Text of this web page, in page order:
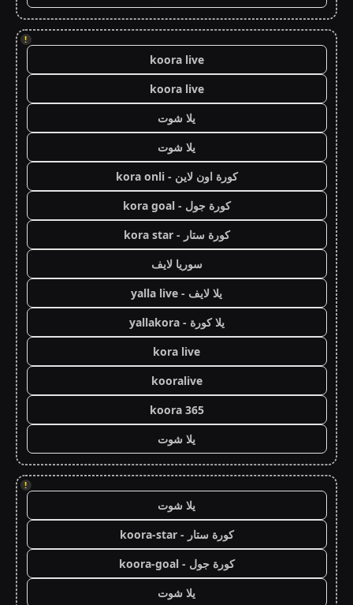
!
koora live
koora live
يلا شوت
يلا شوت
كورة اون لاين - kora onli
كورة جول - kora goal
كورة ستار - kora star
سوريا لايف
يلا لايف - yalla live
يلا كورة - yallakora
kora live
kooralive
koora 365
يلا شوت
!
يلا شوت
كورة ستار - koora-star
كورة جول - koora-goal
يلا شوت